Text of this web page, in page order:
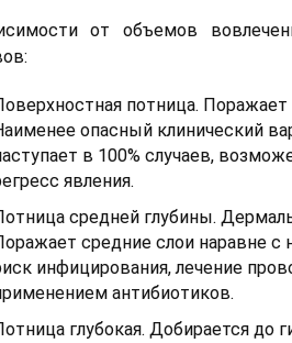
от объемов
потница.
опасный клинический
в 100% случаев,
явления.
средней глубины.
средние слои наравне
инфицирования, лечение
антибиотиков.
глубокая. Добирается до